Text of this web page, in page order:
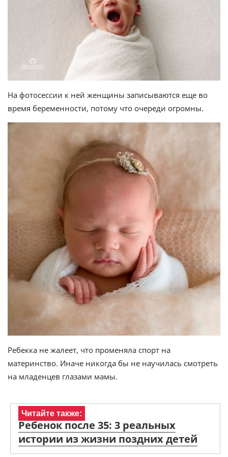
На фотосессии к ней женщины записываются еще во
время беременности, потому что очереди огромны.
Ребекка не жалеет, что променяла спорт на
материнство. Иначе никогда бы не научилась смотреть
на младенцев глазами мамы.
Читайте также:
Ребенок после 35: 3 реальных
истории из жизни поздних детей